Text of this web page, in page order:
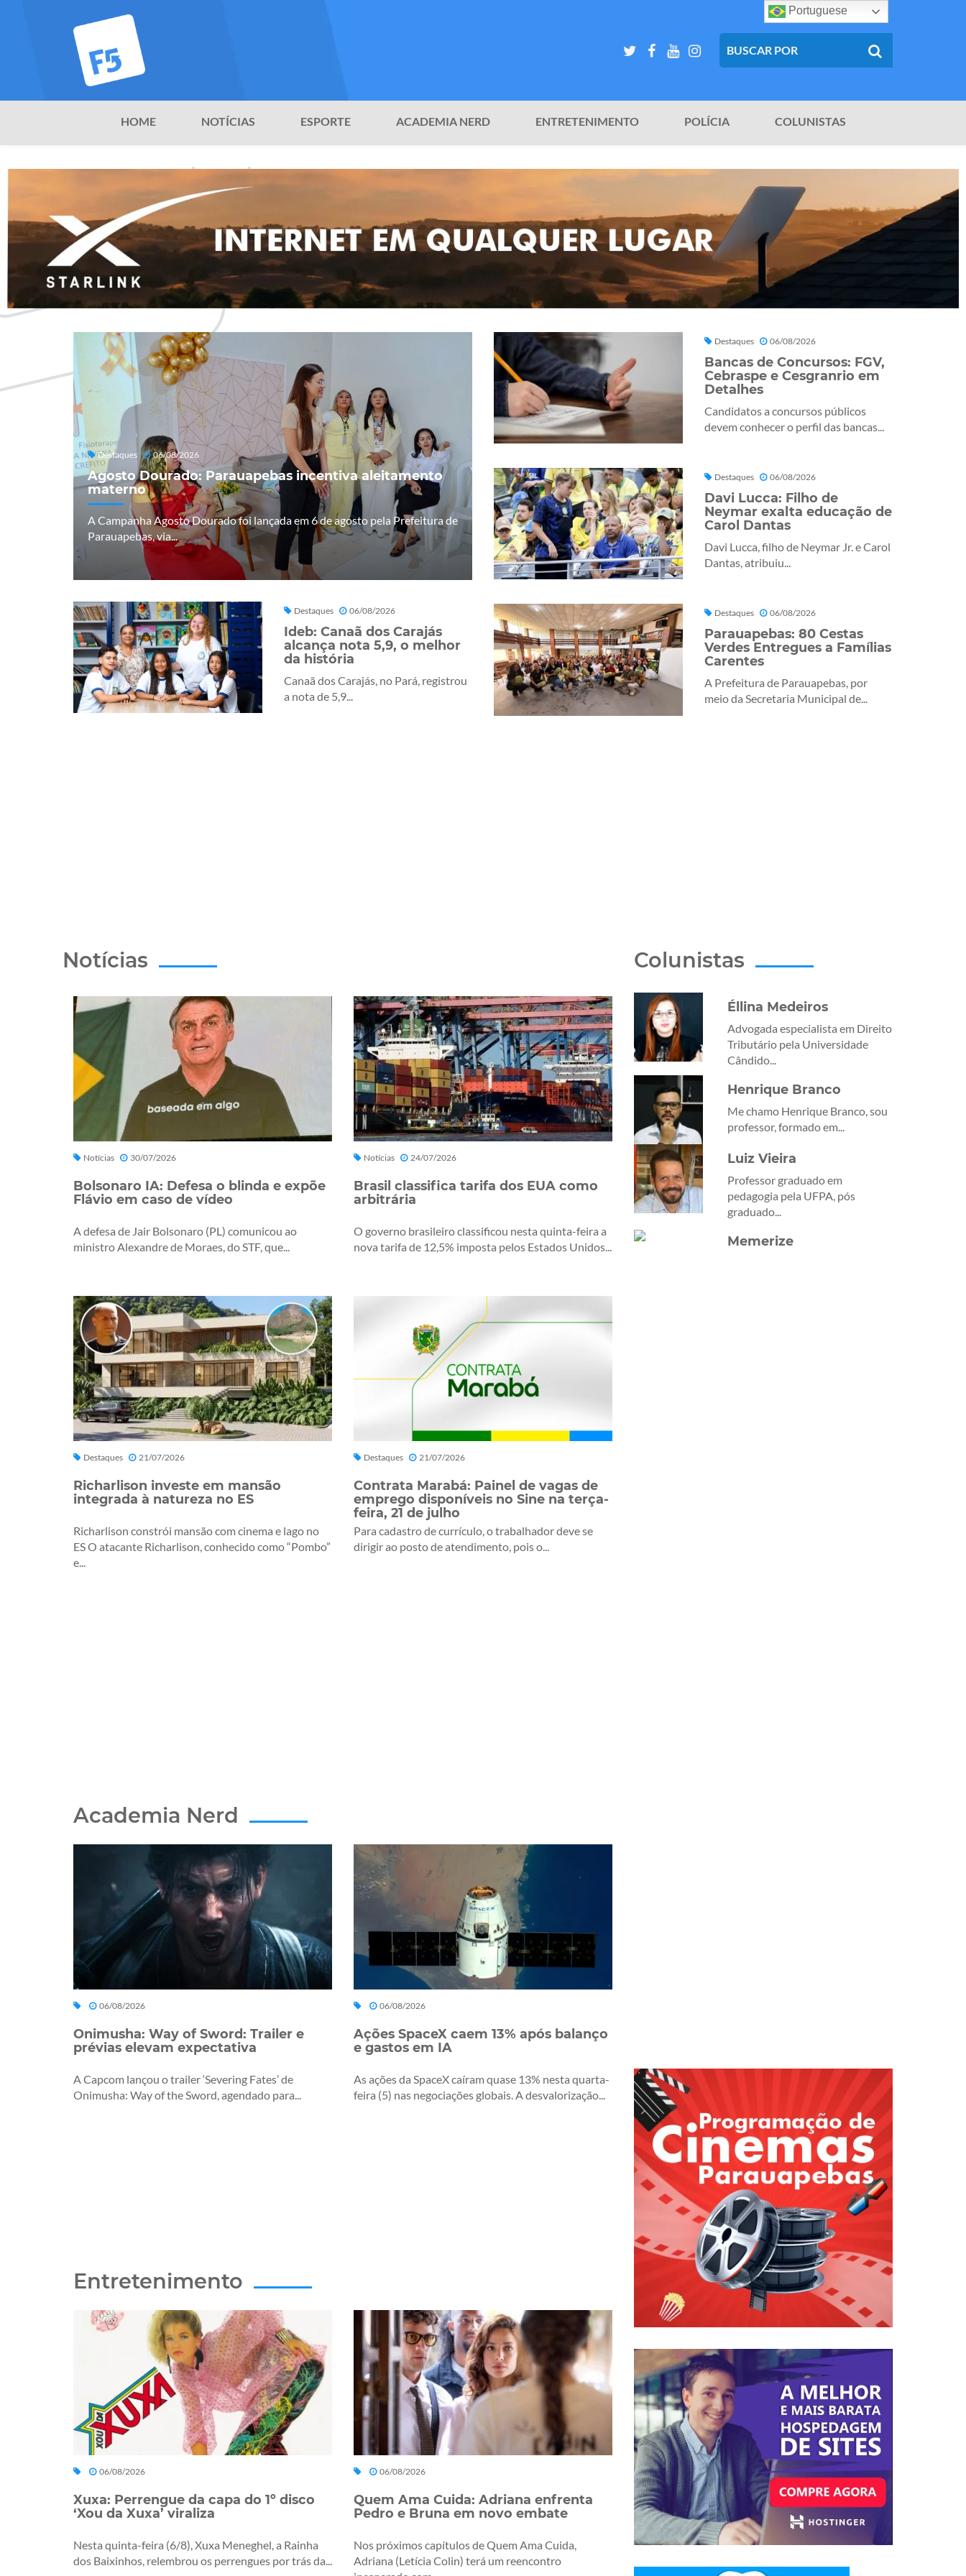
HOME NOTÍCIAS ESPORTE ACADEMIA NERD ENTRETENIMENTO POLÍCIA COLUNISTAS
Destaques 06/08/2026
Agosto Dourado: Parauapebas incentiva aleitamento
materno
A Campanha Agosto Dourado foi lançada em 6 de agosto pela Prefeitura de
Parauapebas, via...
Destaques 06/08/2026
Ideb: Canaã dos Carajás
alcança nota 5,9, o melhor
da história
Canaã dos Carajás, no Pará, registrou
a nota de 5,9...
Destaques 06/08/2026
Bancas de Concursos: FGV,
Cebraspe e Cesgranrio em
Detalhes
Candidatos a concursos públicos
devem conhecer o perfil das bancas...
Destaques 06/08/2026
Davi Lucca: Filho de
Neymar exalta educação de
Carol Dantas
Davi Lucca, filho de Neymar Jr. e Carol
Dantas, atribuiu...
Destaques 06/08/2026
Parauapebas: 80 Cestas
Verdes Entregues a Famílias
Carentes
A Prefeitura de Parauapebas, por
meio da Secretaria Municipal de...
Notícias
Notícias 30/07/2026
Bolsonaro IA: Defesa o blinda e expõe
Flávio em caso de vídeo
A defesa de Jair Bolsonaro (PL) comunicou ao
ministro Alexandre de Moraes, do STF, que...
Notícias 24/07/2026
Brasil classifica tarifa dos EUA como
arbitrária
O governo brasileiro classificou nesta quinta-feira a
nova tarifa de 12,5% imposta pelos Estados Unidos...
Destaques 21/07/2026
Richarlison investe em mansão
integrada à natureza no ES
Richarlison constrói mansão com cinema e lago no
ES O atacante Richarlison, conhecido como “Pombo”
e...
Destaques 21/07/2026
Contrata Marabá: Painel de vagas de
emprego disponíveis no Sine na terça-
feira, 21 de julho
Para cadastro de currículo, o trabalhador deve se
dirigir ao posto de atendimento, pois o...
Colunistas
Éllina Medeiros
Advogada especialista em Direito
Tributário pela Universidade
Cândido...
Henrique Branco
Me chamo Henrique Branco, sou
professor, formado em...
Luiz Vieira
Professor graduado em
pedagogia pela UFPA, pós
graduado...
Memerize
Academia Nerd
06/08/2026
Onimusha: Way of Sword: Trailer e
prévias elevam expectativa
A Capcom lançou o trailer ‘Severing Fates’ de
Onimusha: Way of the Sword, agendado para...
06/08/2026
Ações SpaceX caem 13% após balanço
e gastos em IA
As ações da SpaceX caíram quase 13% nesta quarta-
feira (5) nas negociações globais. A desvalorização...
Entretenimento
06/08/2026
Xuxa: Perrengue da capa do 1º disco
‘Xou da Xuxa’ viraliza
Nesta quinta-feira (6/8), Xuxa Meneghel, a Rainha
dos Baixinhos, relembrou os perrengues por trás da...
06/08/2026
Quem Ama Cuida: Adriana enfrenta
Pedro e Bruna em novo embate
Nos próximos capítulos de Quem Ama Cuida,
Adriana (Letícia Colin) terá um reencontro
Portuguese